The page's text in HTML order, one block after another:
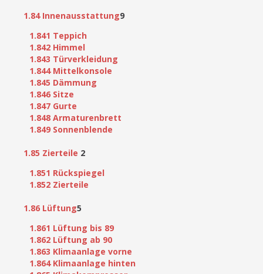
1.84 Innenausstattung9
1.841 Teppich
1.842 Himmel
1.843 Türverkleidung
1.844 Mittelkonsole
1.845 Dämmung
1.846 Sitze
1.847 Gurte
1.848 Armaturenbrett
1.849 Sonnenblende
1.85 Zierteile 2
1.851 Rückspiegel
1.852 Zierteile
1.86 Lüftung5
1.861 Lüftung bis 89
1.862 Lüftung ab 90
1.863 Klimaanlage vorne
1.864 Klimaanlage hinten